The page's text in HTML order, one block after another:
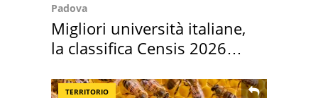
Padova
Migliori università italiane,
la classifica Censis 2026
TERRITORIO